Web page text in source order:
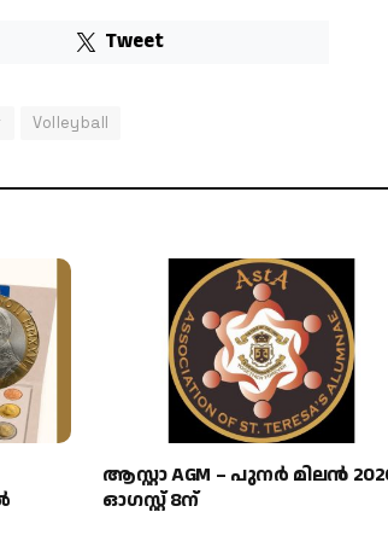
Tweet
Volleyball
ആസ്റ്റാ AGM – പുനർ മിലൻ
ഓഗസ്റ്റ് 8ന്